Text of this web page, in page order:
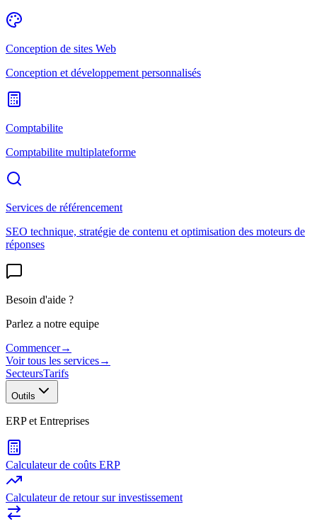
Conception de sites Web
Conception et développement personnalisés
Comptabilite
Comptabilite multiplateforme
Services de référencement
SEO technique, stratégie de contenu et optimisation des moteurs de
réponses
Besoin d'aide ?
Parlez a notre equipe
Commencer→
Voir tous les services→
SecteursTarifs
Outils
ERP et Entreprises
Calculateur de coûts ERP
Calculateur de retour sur investissement